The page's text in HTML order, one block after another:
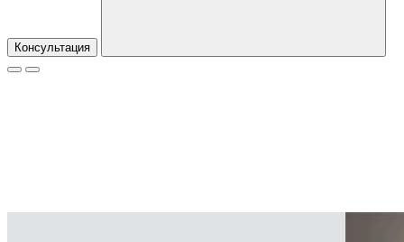
Консультация